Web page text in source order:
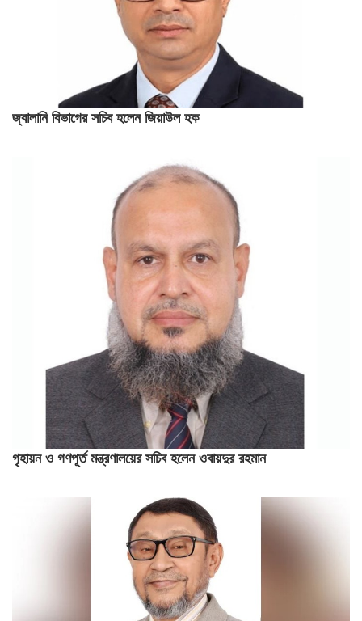
জ্বালানি বিভাগের সচিব হলেন জিয়াউল হক
গৃহায়ন ও গণপূর্ত মন্ত্রণালয়ের সচিব হলেন ওবায়দুর রহমান